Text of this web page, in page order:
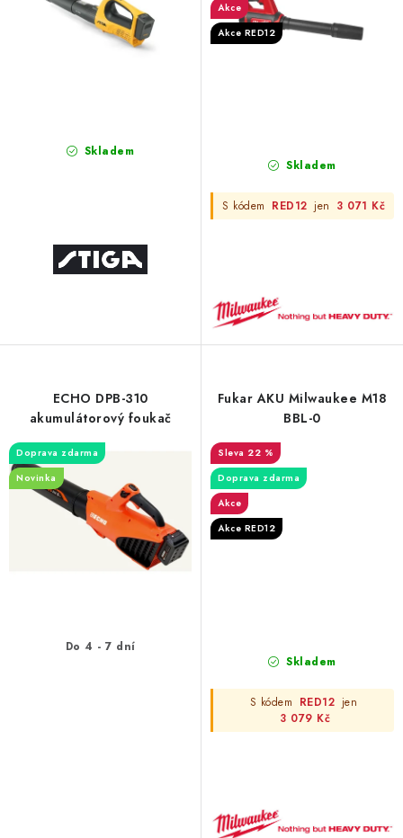
Skladem
Akce
Akce RED12
Skladem
S kódem RED12 jen 3 071 Kč
ECHO DPB-310
akumulátorový foukač
Doprava zdarma
Novinka
Do 4 - 7 dní
Fukar AKU Milwaukee M18
BBL-0
22 %
Doprava zdarma
Akce
Akce RED12
Skladem
S kódem RED12 jen
3 079 Kč